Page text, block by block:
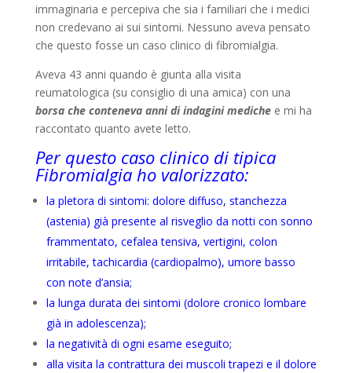
immaginaria e percepiva che sia i familiari che i medici
non credevano ai sui sintomi. Nessuno aveva pensato
che questo fosse un caso clinico di fibromialgia.
Aveva 43 anni quando è giunta alla visita
reumatologica (su consiglio di una amica) con una
borsa che conteneva anni di indagini medichee mi ha
raccontato quanto avete letto.
Per questo caso clinico di tipica
Fibromialgia ho valorizzato:
la pletora di sintomi: dolore diffuso, stanchezza
(astenia) già presente al risveglio da notti con sonno
frammentato, cefalea tensiva, vertigini, colon
irritabile, tachicardia (cardiopalmo), umore basso
con note d’ansia;
la lunga durata dei sintomi (dolore cronico lombare
già in adolescenza);
la negatività di ogni esame eseguito;
alla visita la contrattura dei muscoli trapezi e il dolore